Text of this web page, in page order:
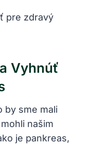
Vyhnúť
by sme‍ mali
našim
je pankreas,